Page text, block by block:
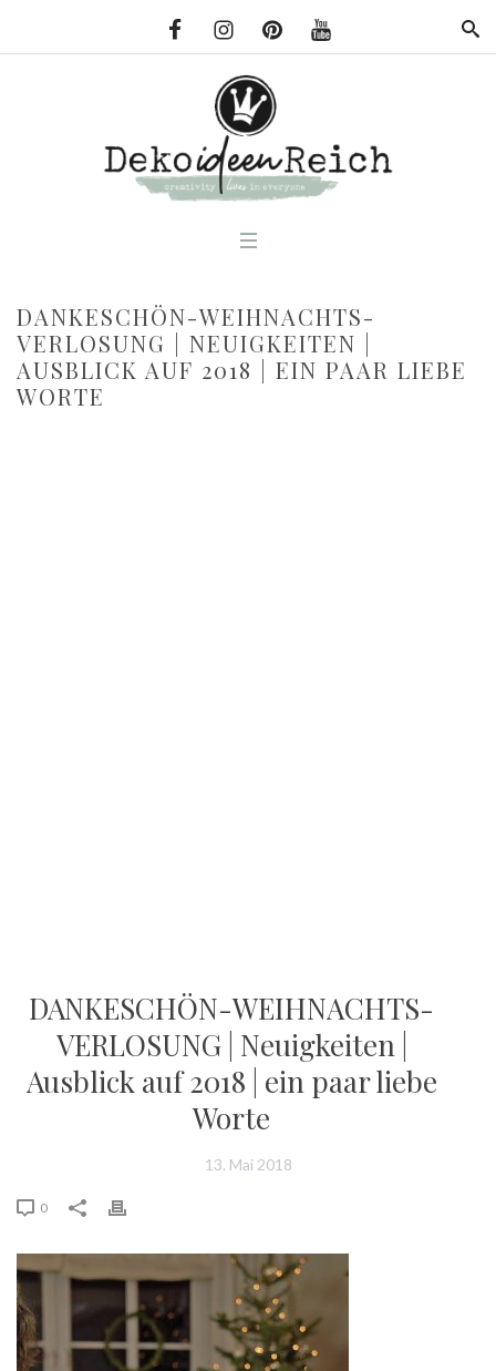
DANKESCHÖN-WEIHNACHTS-
VERLOSUNG | NEUIGKEITEN |
AUSBLICK AUF 2018 | EIN PAAR LIEBE
WORTE
DANKESCHÖN-WEIHNACHTS-
VERLOSUNG | Neuigkeiten |
Ausblick auf 2018 | ein paar liebe
Worte
13. Mai 2018
0